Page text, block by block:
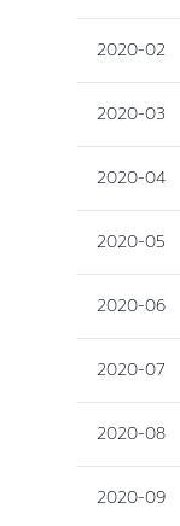
2020-02
2020-03
2020-04
2020-05
2020-06
2020-07
2020-08
2020-09